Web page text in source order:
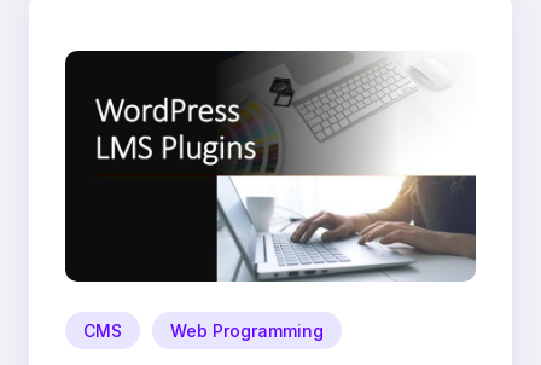
CMS Web Programming